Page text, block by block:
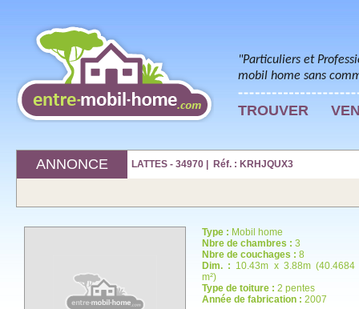
"Particuliers et
mobil home sans
TROUVER
ANNONCE LATTES - 34970 | Réf. : KRHJQUX3
Type : Mobil home
Nbre de chambres : 3
Nbre de couchages : 8
Dim. : 10.43m x 3.88m (40.4684
m²)
Type de toiture : 2 pentes
Année de fabrication : 2007